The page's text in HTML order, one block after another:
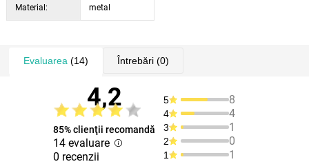
Material: metal
Evaluarea (14) Întrebări(0)
4,2
85% clienţii recomandă
14 evaluare
0 recenzii
5 8
4 4
3 1
2 0
1 1